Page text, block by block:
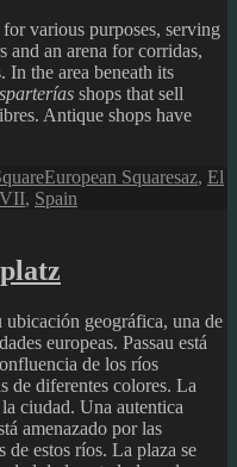
various purposes, serving
and an arena for corridas,
the area beneath its
shops that sell
Antique shops have
Categories
European SquaresTags
az, El
, Spain
ubicación geográfica, una de
europeas. Passau está
de los ríos
de diferentes colores. La
ciudad. Una autentica
amenazado por las
de estos ríos. La plaza se